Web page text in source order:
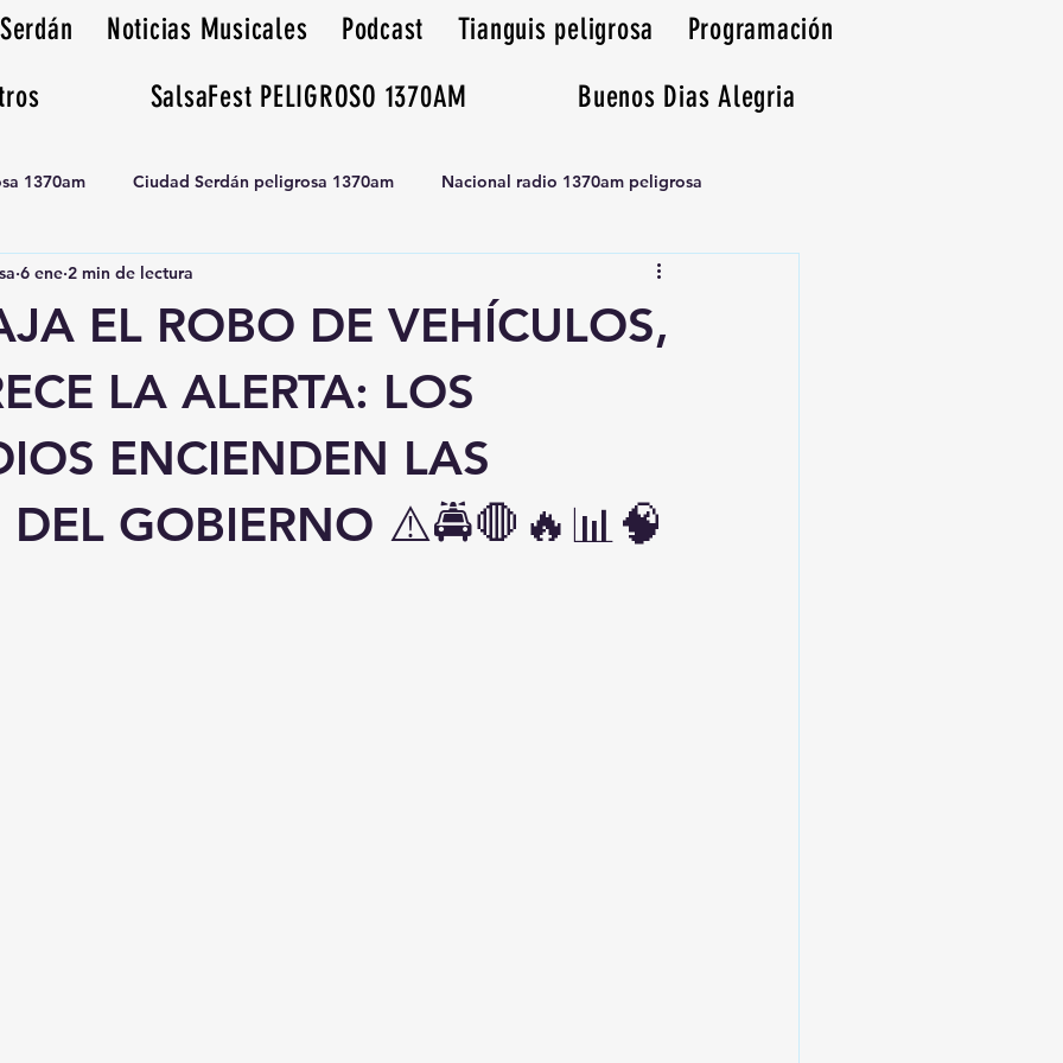
Noticias Musicales Podcast Tianguis peligrosa
Programación
SalsaFest PELIGROSO 1370AM Buenos Dias Alegria
1370am Ciudad Serdán peligrosa 1370am Nacional radio 1370am peligrosa
Tianguis peligrosa 1370am huamantla
EL ROBO DE VEHÍCULOS,
LA ALERTA: LOS
ENCIENDEN LAS
DEL GOBIERNO ⚠️🚔🛑🔥📊🧠
6 ene 2 min de lectura